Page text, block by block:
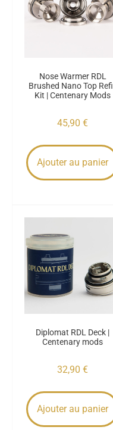
Nose Warmer RDL
Brushed Nano Top Refill
Kit | Centenary Mods
45,90 €
Ajouter au panier
Diplomat RDL Deck |
Centenary mods
32,90 €
Ajouter au panier